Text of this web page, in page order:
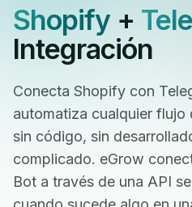
Shopify+
Integración
Conecta Shopify con
automatiza cualquier flujo
sin código, sin
complicado. eGrow
Bot a través de una API